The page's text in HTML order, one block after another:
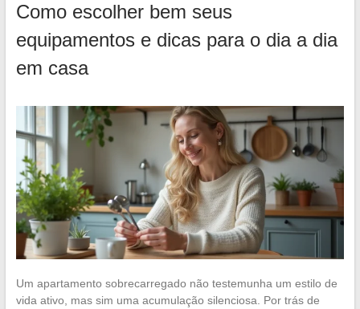
Como escolher bem seus
equipamentos e dicas para o dia a dia
em casa
Um apartamento sobrecarregado não testemunha um estilo de
vida ativo, mas sim uma acumulação silenciosa. Por trás de